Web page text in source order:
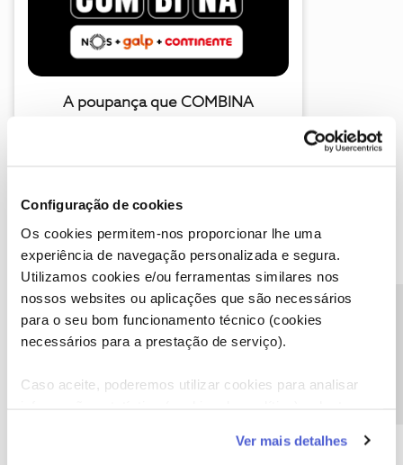
Configuração de cookies
Os cookies permitem-nos proporcionar lhe uma
experiência de navegação personalizada e segura.
Utilizamos cookies e/ou ferramentas similares nos
nossos websites ou aplicações que são necessários
para o seu bom funcionamento técnico (cookies
necessários para a prestação de serviço).
Caso aceite, poderemos utilizar cookies para analisar
funcionalidades (cookies de personalização e
Ver mais detalhes
A poupança que COMBINA
Descubra as novidades de junho